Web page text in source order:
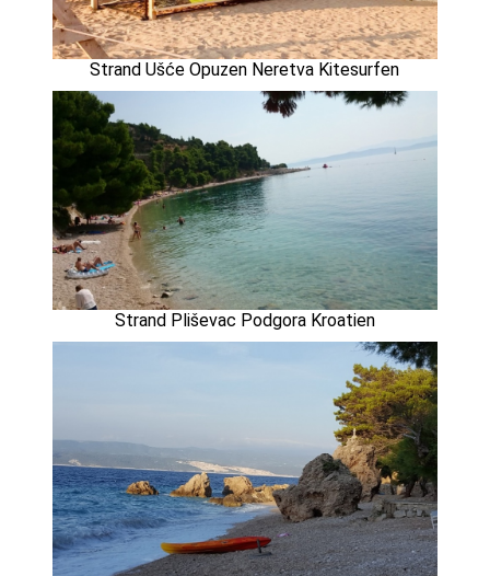
Strand Ušće Opuzen Neretva Kitesurfen
Strand Pliševac Podgora Kroatien